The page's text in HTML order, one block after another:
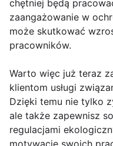
chętniej będą
zaangażowanie w
może skutkować
pracowników.
Warto więc już teraz
klientom usługi
Dzięki temu nie tylko
ale także zapewnisz
regulacjami